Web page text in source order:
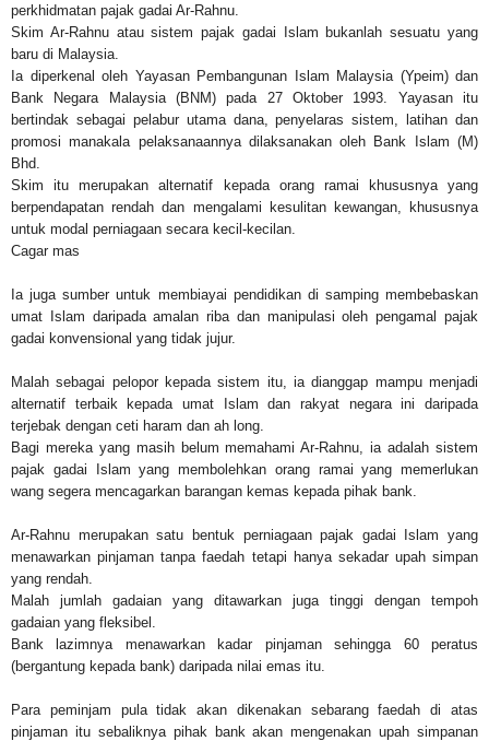
perkhidmatan pajak gadai Ar-Rahnu.
Skim Ar-Rahnu atau sistem pajak gadai Islam bukanlah sesuatu yang
baru di Malaysia.
Ia diperkenal oleh Yayasan Pembangunan Islam Malaysia (Ypeim) dan
Bank Negara Malaysia (BNM) pada 27 Oktober 1993. Yayasan itu
bertindak sebagai pelabur utama dana, penyelaras sistem, latihan dan
promosi manakala pelaksanaannya dilaksanakan oleh Bank Islam (M)
Bhd.
Skim itu merupakan alternatif kepada orang ramai khususnya yang
berpendapatan rendah dan mengalami kesulitan kewangan, khususnya
untuk modal perniagaan secara kecil-kecilan.
Cagar mas
Ia juga sumber untuk membiayai pendidikan di samping membebaskan
umat Islam daripada amalan riba dan manipulasi oleh pengamal pajak
gadai konvensional yang tidak jujur.
Malah sebagai pelopor kepada sistem itu, ia dianggap mampu menjadi
alternatif terbaik kepada umat Islam dan rakyat negara ini daripada
terjebak dengan ceti haram dan ah long.
Bagi mereka yang masih belum memahami Ar-Rahnu, ia adalah sistem
pajak gadai Islam yang membolehkan orang ramai yang memerlukan
wang segera mencagarkan barangan kemas kepada pihak bank.
Ar-Rahnu merupakan satu bentuk perniagaan pajak gadai Islam yang
menawarkan pinjaman tanpa faedah tetapi hanya sekadar upah simpan
yang rendah.
Malah jumlah gadaian yang ditawarkan juga tinggi dengan tempoh
gadaian yang fleksibel.
Bank lazimnya menawarkan kadar pinjaman sehingga 60 peratus
(bergantung kepada bank) daripada nilai emas itu.
Para peminjam pula tidak akan dikenakan sebarang faedah di atas
pinjaman itu sebaliknya pihak bank akan mengenakan upah simpanan